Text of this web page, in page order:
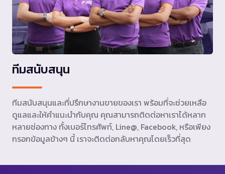
ทีมสนับสนุน
ทีมสนับสนุนและที่ปรึกษางานขายของเรา พร้อมที่จะช่วยเหลือ
ดูแลและให้คำแนะนำกับคุณ คุณสามารถติดต่อหาเราได้หลาก
หลายช่องทาง ทั้งเบอร์โทรศัพท์, Line@, Facebook, หรือเพียง
กรอกข้อมูลข้างๆ นี้ เราจะติดต่อกลับหาคุณโดยเร็วที่สุด